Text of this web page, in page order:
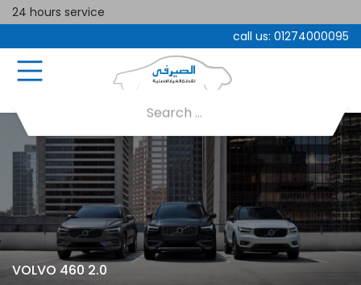
24 hours service
call us: 01274000095
VOLVO 460 2.0